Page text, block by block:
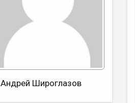
Андрей Широглазов